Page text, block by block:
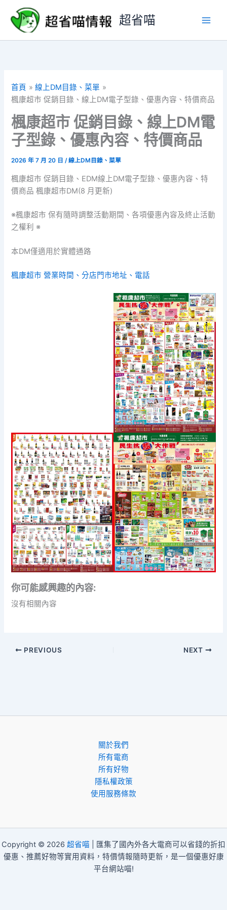
要
超省喵
首頁
線上DM目錄、菜單
楓康超市 促銷目錄、線上DM電子型錄、優惠內容、特價商品
楓康超市 促銷目錄、線上DM電
子型錄、優惠內容、特價商品
2026 年 7 月 20 日/線上DM目錄、菜單
楓康超市 促銷目錄、EDM線上DM電子型錄、優惠內容、特
價商品 楓康超市DM(8 月更新)
※楓康超市 保有隨時調整活動期間、各項優惠內容及終止活動
之權利 ※
本DM僅適用於實體通路
楓康超市 營業時間、分店門市地址、電話
你可能感興趣的內容:
沒有相關內容
PREVIOUS NEXT
關於我們
所有電商
所有好物
隱私權政策
使用服務條款
Copyright © 2026 超省喵 | 匯集了國內外各大電商可以省錢的折扣
優惠、推薦好物等實用資料，特價情報隨時更新，是一個優惠好康
平台網站喵!